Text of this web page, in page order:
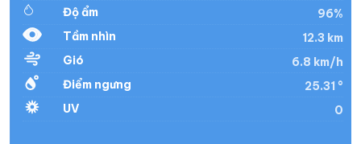
Độ ẩm
96%
Tầm nhìn
12.3 km
Gió
6.8 km/h
Điểm ngưng
25.31 °
UV
0